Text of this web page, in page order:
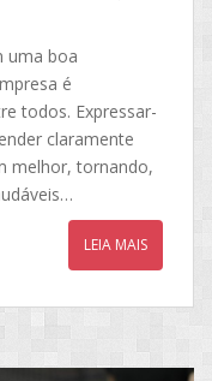
uma boa
é
todos. Expressar-
claramente
melhor, tornando,
LEIA MAIS